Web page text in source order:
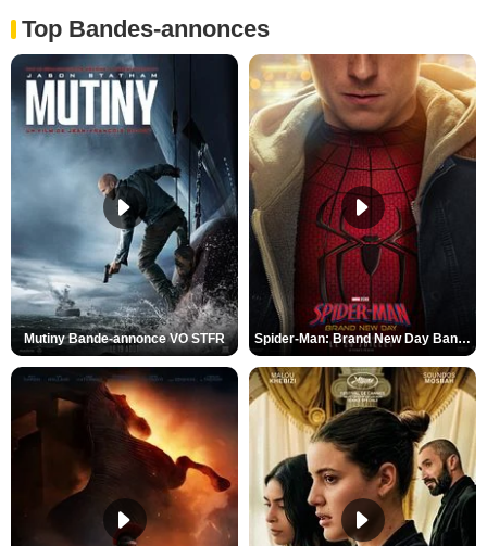
Top Bandes-annonces
Mutiny Bande-annonce VO STFR Spider-Man: Brand New Day Bande-annonce VO STFR